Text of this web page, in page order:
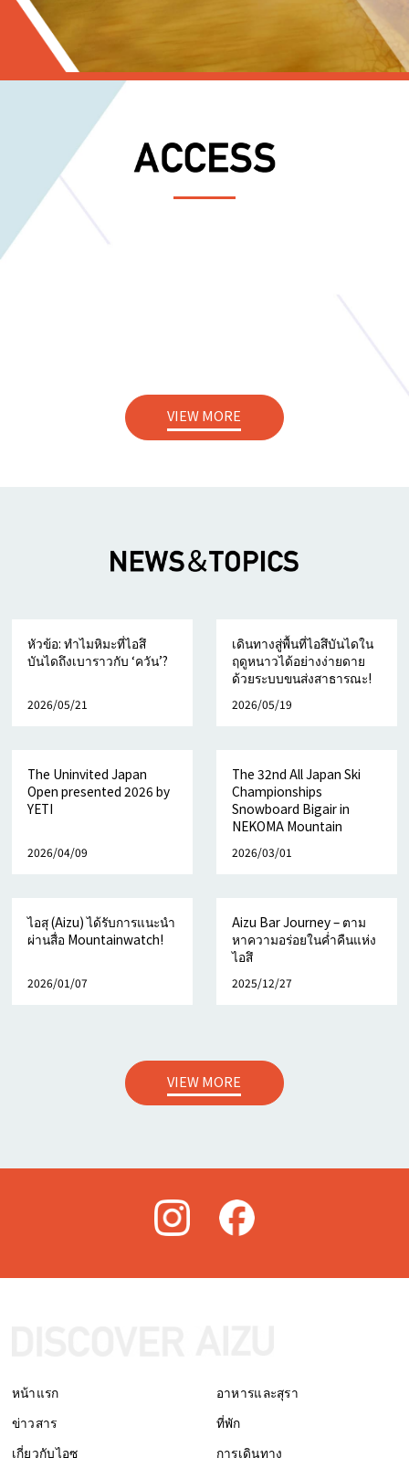
VIEW MORE
หัวข้อ: ทำไมหิมะที่ไอสึ
บันไดถึงเบาราวกับ ‘ควัน’?
2026/05/21
เดินทางสู่พื้นที่ไอสึบันไดใน
ฤดูหนาวได้อย่างง่ายดาย
ด้วยระบบขนส่งสาธารณะ!
2026/05/19
The Uninvited Japan
Open presented 2026 by
YETI
2026/04/09
The 32nd All Japan Ski
Championships
Snowboard Bigair in
NEKOMA Mountain
2026/03/01
ไอสุ (Aizu) ได้รับการแนะนำ
ผ่านสื่อ Mountainwatch!
2026/01/07
Aizu Bar Journey – ตาม
หาความอร่อยในค่ำคืนแห่ง
ไอสึ
2025/12/27
VIEW MORE
หน้าแรก
ข่าวสาร
เกี่ยวกับไอซุ
อาหารและสุรา
ที่พัก
การเดินทาง